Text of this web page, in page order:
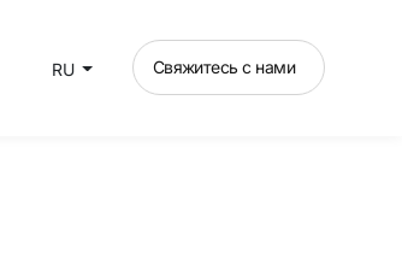
RU Свяжитесь с нами